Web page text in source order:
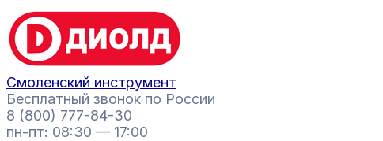
Перейти
к
содержимому
Смоленский инструмент
Бесплатный звонок по России
8 (800) 777-84-30
пн-пт: 08:30 — 17:00
Поиск
товаров